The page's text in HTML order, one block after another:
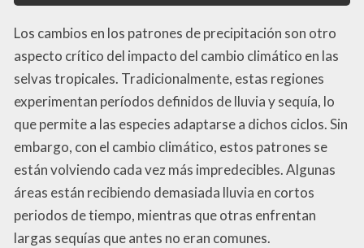
Los cambios en los patrones de precipitación son otro
aspecto crítico del impacto del cambio climático en las
selvas tropicales. Tradicionalmente, estas regiones
experimentan períodos definidos de lluvia y sequía, lo
que permite a las especies adaptarse a dichos ciclos. Sin
embargo, con el cambio climático, estos patrones se
están volviendo cada vez más impredecibles. Algunas
áreas están recibiendo demasiada lluvia en cortos
periodos de tiempo, mientras que otras enfrentan
largas sequías que antes no eran comunes.